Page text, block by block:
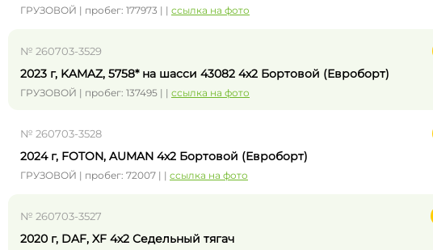
ГРУЗОВОЙ | пробег: 177973 | | ссылка на фото
№ 260703-3529
2023 г, KAMAZ, 5758* на шасси 43082 4x2 Бортовой (Евроборт)
ГРУЗОВОЙ | пробег: 137495 | | ссылка на фото
№ 260703-3528
2024 г, FOTON, AUMAN 4x2 Бортовой (Евроборт)
ГРУЗОВОЙ | пробег: 72007 | | ссылка на фото
№ 260703-3527
2020 г, DAF, XF 4x2 Седельный тягач